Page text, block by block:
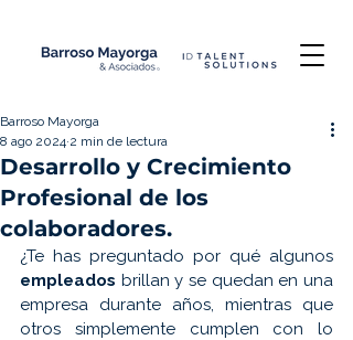
Desarrollo y Crecimiento
Profesional de los
colaboradores.
Barroso Mayorga
8 ago 2024 2 min de lectura
empleados brillan y se quedan en una
empresa durante años, mientras que
otros simplemente cumplen con lo